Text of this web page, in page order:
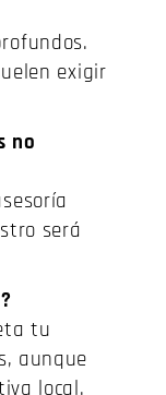
exigir
no
será
tu
aunque
local.